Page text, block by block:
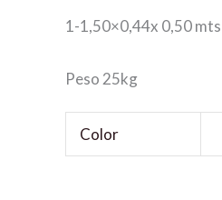
1-1,50×0,44x 0,50 mts
Peso 25kg
Color